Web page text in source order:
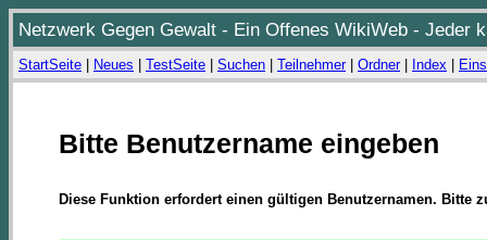
Netzwerk Gegen Gewalt - Ein Offenes WikiWeb - Jeder
StartSeite Neues TestSeite Suchen Teilnehmer| Ordner| Index
Bitte Benutzername eingeben
Diese Funktion erfordert einen gültigen Benutzernamen. Bitte